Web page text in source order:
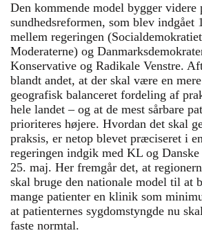
Den kommende model bygger videre
sundhedsreformen, som blev indgået
mellem regeringen
Moderaterne) og
Konservative og Radikale Venstre.
blandt andet, at der skal være en
geografisk balanceret fordeling af
hele landet – og at de mest sårbare
prioriteres højere. Hvordan det skal
praksis, er netop blevet præciseret i
regeringen indgik med KL og Danske
25. maj. Her fremgår det, at
skal bruge den nationale model til at
mange patienter en klinik som
at patienternes sygdomstyngde nu
faste normtal.